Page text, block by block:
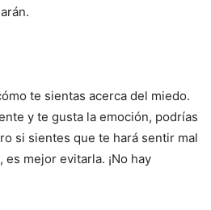
te sientas acerca del miedo.
y te gusta la emoción, podrías
si sientes que te hará sentir mal
mejor evitarla. ¡No hay